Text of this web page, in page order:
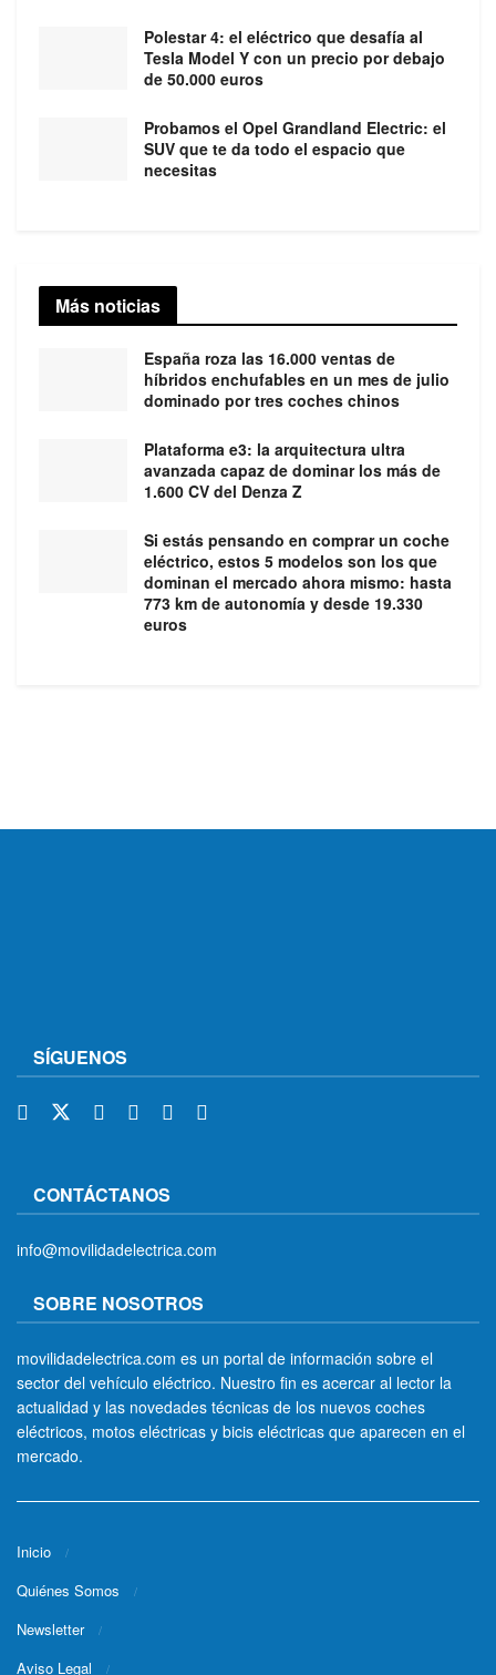
Polestar 4: el eléctrico que desafía al
Tesla Model Y con un precio por debajo
de 50.000 euros
Probamos el Opel Grandland Electric: el
SUV que te da todo el espacio que
necesitas
Más noticias
España roza las 16.000 ventas de
híbridos enchufables en un mes de julio
dominado por tres coches chinos
Plataforma e3: la arquitectura ultra
avanzada capaz de dominar los más de
1.600 CV del Denza Z
Si estás pensando en comprar un coche
eléctrico, estos 5 modelos son los que
dominan el mercado ahora mismo: hasta
773 km de autonomía y desde 19.330
euros
SÍGUENOS
CONTÁCTANOS
info@movilidadelectrica.com
SOBRE NOSOTROS
movilidadelectrica.com es un portal de información sobre el
sector del vehículo eléctrico. Nuestro fin es acercar al lector la
actualidad y las novedades técnicas de los nuevos coches
eléctricos, motos eléctricas y bicis eléctricas que aparecen en el
mercado.
Inicio
Quiénes Somos
Newsletter
Aviso Legal